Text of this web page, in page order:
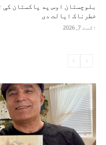
بلوچستان اوس په پاکستان کې
خطرناک ایالت دی
اګست 7, 2026